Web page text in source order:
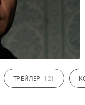
ТРЕЙЛЕР 121